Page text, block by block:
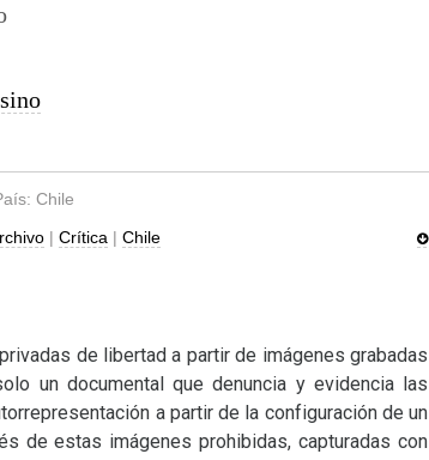
Chile
| Crítica | Chile
de libertad a partir de imágenes grabadas
un documental que denuncia y evidencia las
a partir de la configuración de un
de estas imágenes prohibidas, capturadas con